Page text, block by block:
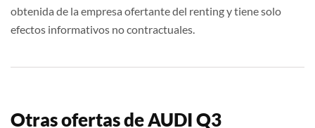
obtenida de la empresa ofertante del renting y tiene solo
efectos informativos no contractuales.
Otras ofertas de AUDI Q3